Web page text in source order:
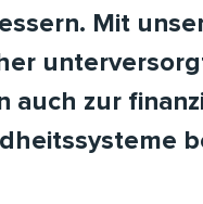
Mit
auch zur